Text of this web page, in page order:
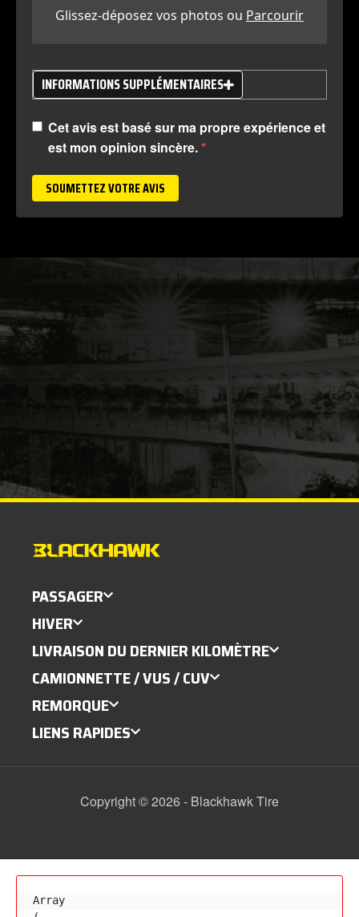
Glissez-déposez vos photos ou Parcourir
INFORMATIONS SUPPLÉMENTAIRES
Cet avis est basé sur ma propre expérience et
est mon opinion sincère.
SOUMETTEZ VOTRE AVIS
PASSAGER
HIVER
LIVRAISON DU DERNIER KILOMÈTRE
CAMIONNETTE / VUS / CUV
REMORQUE
LIENS RAPIDES
Copyright © 2026 - Blackhawk Tire
Array